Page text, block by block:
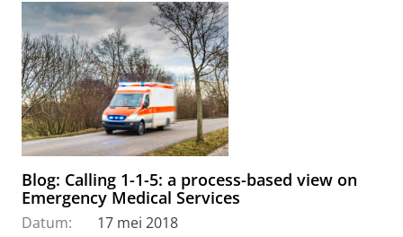
Blog: Calling 1-1-5: a process-based view on
Emergency Medical Services
Datum:
17 mei 2018